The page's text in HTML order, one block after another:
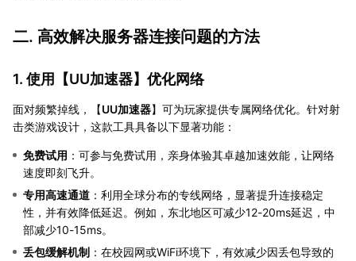
二. 高效解决服务器连接问题的方法
1. 使用【UU加速器】优化网络
面对频繁掉线，【UU加速器】可为玩家提供专属网络优化。针对射
击类游戏设计，这款工具具备以下显著功能：
免费试用 ：可参与免费试用，亲身体验其卓越加速效能，让网络
速度即刻飞升。
专用高速通道 ：利用全球分布的专线网络，显著提升连接稳定
性，并有效降低延迟。例如，东北地区可减少12-20ms延迟，中
部减少10-15ms。
丢包缓解机制 ：在校园网或WiFi环境下，有效减少因丢包导致的